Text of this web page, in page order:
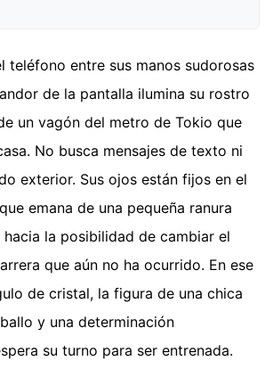
teléfono entre sus manos sudorosas
de la pantalla ilumina su rostro
un vagón del metro de Tokio que
No busca mensajes de texto ni
exterior. Sus ojos están fijos en el
emana de una pequeña ranura
la posibilidad de cambiar el
que aún no ha ocurrido. En ese
de cristal, la figura de una chica
y una determinación
su turno para ser entrenada.